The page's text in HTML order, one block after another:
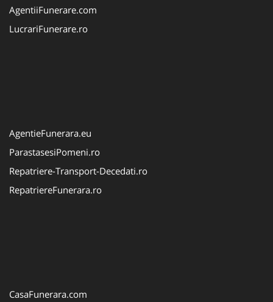
AgentiiFunerare.com
LucrariFunerare.ro
AgentieFunerara.eu
ParastasesiPomeni.ro
Repatriere-Transport-Decedati.ro
RepatriereFunerara.ro
CasaFunerara.com